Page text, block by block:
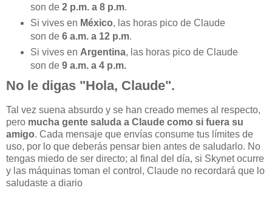
son de 2 p.m. a 8 p.m.
Si vives en México, las horas pico de Claude
son de 6 a.m. a 12 p.m.
Si vives en Argentina, las horas pico de Claude
son de 9 a.m. a 4 p.m.
No le digas "Hola, Claude".
Tal vez suena absurdo y se han creado memes al respecto,
pero mucha gente saluda a Claude como si fuera su
amigo. Cada mensaje que envías consume tus límites de
uso, por lo que deberás pensar bien antes de saludarlo. No
tengas miedo de ser directo; al final del día, si Skynet ocurre
y las máquinas toman el control, Claude no recordará que lo
saludaste a diario